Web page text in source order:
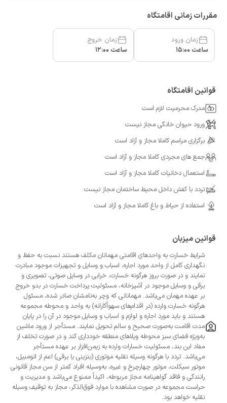
مقررات زمانی اقامتگاه
زمان ورود
ساعت 15:00
زمان خروج
ساعت 12:00
قوانین اقامتگاه
مدرک محرمیت لازم است
ورود حیوان خانگی مجاز نیست
برگزاری مراسم کاملا مجاز و آزاد است
جمع های مجردی کاملا مجاز و آزاد است
استعمال دخانیات کاملا مجاز و آزاد است
تردد با کفش داخل محیط ساختمان مجاز نیست
استفاده از حیاط و باغ کاملا مجاز و آزاد است
قوانین میزبان
شرایط خسارت به واحدهای اقامتی مهمانان مکلف هستند نسبت به حفظ و
نگهداری کامل از واحد مورد اجاره، اسباب و وسایل و تجهیزات موجود مبادرت
نمایند و در صورت بروز هرگونه خسارت، خرابی در وسایل صوتی، تصویری و
برقی و وسایل موجود در آشپزخانه، مسئولیت پرداخت خسارت در بدو خروج
بر عهده مهمان می‌باشد. مهمانانی که وچر به‌نامشان صادر شده، مسئول
هرگونه خسارت وارده (در اقدام‌های سهواً‌کارانه) به واحد و محوطه مجموعه
هستند و باید مورد اجاره و لوازم و اسباب و وسایل موجود در آن را در پایان
مدت اقامت به‌صورت صحیح و سالم تحویل نمایند. مستأجر از ورود ماشین
به‌ویژه فضای سبز محوطه ویلاهای منطقه خودداری کند و در صورت تخلف از
مفاد این بند، مسئولیت خسارات وارده به زیمن‌افزار بر عهده مستأجر
می‌باشد. تردد با هرگونه وسیله نقلیه موتوری (بنزینی یا برقی) اعم از اتومبیل،
موتور سیکلت، موتور چهارچرخ و غیره، به‌وسیله افراد کمتر از سن مجاز قانونی
رانندگی و فاقد گواهینامه مجاز مربوطه، اکیداً ممنوع می‌باشد و مدیریت و
حراست مجموعه در صورت مشاهده با موارد فوق‌الذکر، مجاز به توقیف وسیله
نقلیه خواهد بود.